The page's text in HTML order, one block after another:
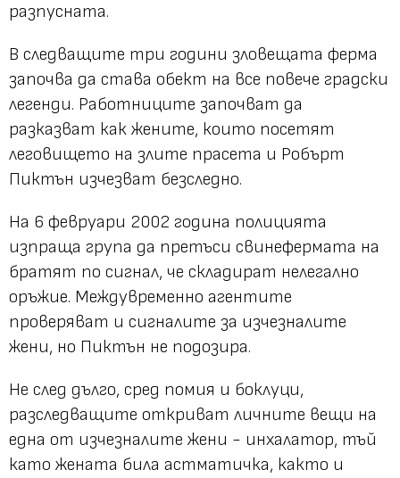
разпусната.
В следващите три години зловещата ферма
започва да става обект на все повече градски
легенди. Работниците започват да
разказват как жените, които посетят
леговището на злите прасета и Робърт
Пиктън изчезват безследно.
На 6 февруари 2002 година полицията
изпраща група да претъси свинефермата на
братят по сигнал, че складират нелегално
оръжие. Междувременно агентите
проверяват и сигналите за изчезналите
жени, но Пиктън не подозира.
Не след дълго, сред помия и боклуци,
разследващите откриват личните вещи на
една от изчезналите жени - инхалатор, тъй
като жената била астматичка, както и